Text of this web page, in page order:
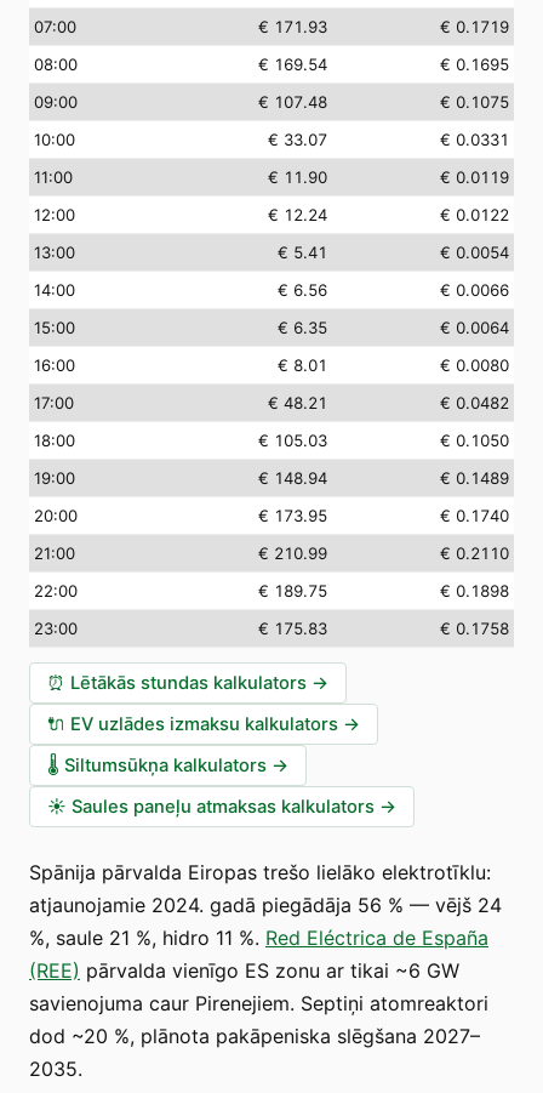
07:00
€ 171.93
€ 0.1719
08:00
€ 169.54
€ 0.1695
09:00
€ 107.48
€ 0.1075
10:00
€ 33.07
€ 0.0331
11:00
€ 11.90
€ 0.0119
12:00
€ 12.24
€ 0.0122
13:00
€ 5.41
€ 0.0054
14:00
€ 6.56
€ 0.0066
15:00
€ 6.35
€ 0.0064
16:00
€ 8.01
€ 0.0080
17:00
€ 48.21
€ 0.0482
18:00
€ 105.03
€ 0.1050
19:00
€ 148.94
€ 0.1489
20:00
€ 173.95
€ 0.1740
21:00
€ 210.99
€ 0.2110
22:00
€ 189.75
€ 0.1898
23:00
€ 175.83 € 0.1758
⏰ Lētākās stundas kalkulators →
🔌 EV uzlādes izmaksu kalkulators →
🌡️ Siltumsūkņa kalkulators →
☀️ Saules paneļu atmaksas kalkulators →
Spānija pārvalda Eiropas trešo lielāko elektrotīklu:
atjaunojamie 2024. gadā piegādāja 56 % — vējš 24
%, saule 21 %, hidro 11 %. Red Eléctrica de España
(REE) pārvalda vienīgo ES zonu ar tikai ~6 GW
savienojuma caur Pirenejiem. Septiņi atomreaktori
dod ~20 %, plānota pakāpeniska slēgšana 2027–
2035.